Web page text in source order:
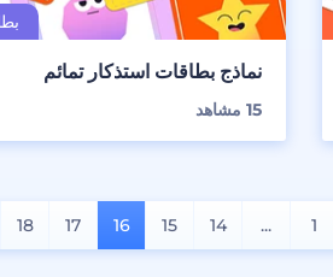
نماذج بطاقات استذكار تمائم
15مشاهد
1
...
14
15
16
17
18